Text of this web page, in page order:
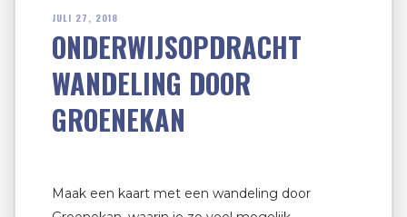
JULI 27, 2018
ONDERWIJSOPDRACHT
WANDELING DOOR
GROENEKAN
Maak een kaart met een wandeling door